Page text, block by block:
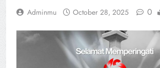
Adminmu October 28, 2025 0